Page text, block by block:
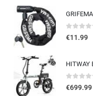
0out of 5
€11.99
0out of 5
€699.99